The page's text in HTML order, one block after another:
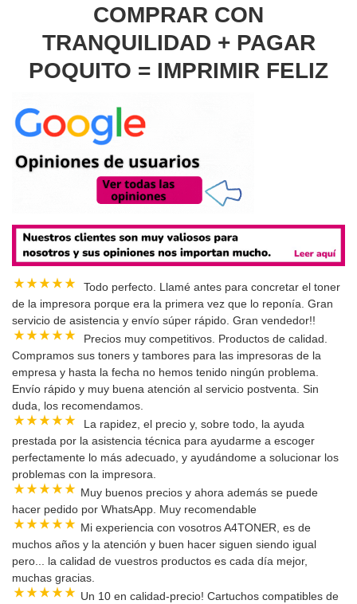
COMPRAR CON
TRANQUILIDAD + PAGAR
POQUITO = IMPRIMIR FELIZ
Todo perfecto. Llamé antes para concretar el toner
de la impresora porque era la primera vez que lo reponía. Gran
servicio de asistencia y envío súper rápido. Gran vendedor!!
Precios muy competitivos. Productos de calidad.
Compramos sus toners y tambores para las impresoras de la
empresa y hasta la fecha no hemos tenido ningún problema.
Envío rápido y muy buena atención al servicio postventa. Sin
duda, los recomendamos.
La rapidez, el precio y, sobre todo, la ayuda
prestada por la asistencia técnica para ayudarme a escoger
perfectamente lo más adecuado, y ayudándome a solucionar los
problemas con la impresora.
Muy buenos precios y ahora además se puede
hacer pedido por WhatsApp. Muy recomendable
Mi experiencia con vosotros A4TONER, es de
muchos años y la atención y buen hacer siguen siendo igual
pero... la calidad de vuestros productos es cada día mejor,
muchas gracias.
Un 10 en calidad-precio! Cartuchos compatibles de